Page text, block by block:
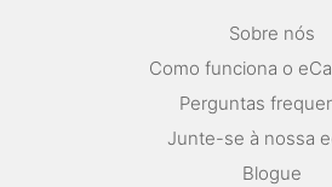
Sobre nós
Como funciona o
Perguntas
Junte-se à nossa
Blogue